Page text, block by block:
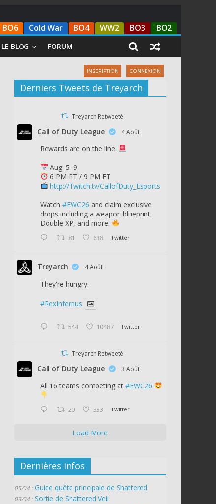
BO6 Cold War BO4 WW2 BO3 BO2
LE BLOG FORUM
INSCRIPTION CONNEXION
Derniers Tweets de Treyarch
Treyarch Retweeté
Call of Duty League 4 Août
Rewards are on the line.
Aug. 5–9
6 PM PT / 9 PM ET
http://Twitch.tv/CallofDuty_Esports
Watch #EWC26 and claim exclusive
drops including a weapon blueprint,
Double XP, and more.
81 638 Twitter
Treyarch 4 Août
They're hungry.
#RexInfernus
544 10487 Twitter
Treyarch Retweeté
Call of Duty League 3 Août
All 16 teams competing at #EWC26
20 333 Twitter
Load More
Dernières infos
05/04 : Guide quête principale de Shattered
03/04 : Sortie de Shattered Veil